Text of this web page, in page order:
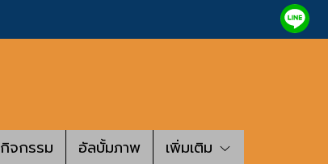
กิจกรรม อัลบั้มภาพ เพิ่มเติม